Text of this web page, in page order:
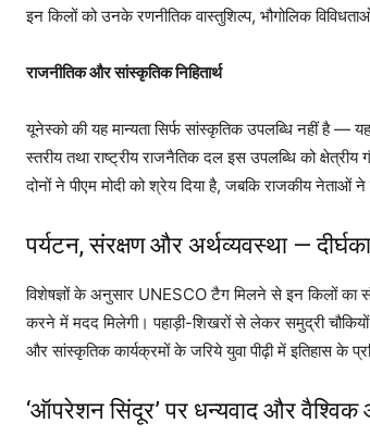
इन किलों को उनके रणनीतिक वास्तुशिल्प, भौगोलिक
राजनीतिक और सांस्कृतिक निहितार्थ
यूनेस्को की यह मान्यता सिर्फ सांस्कृतिक उपलब्धि नहीं है —
स्तरीय तथा राष्ट्रीय राजनैतिक दल इस उपलब्धि को
दोनों ने पीएम मोदी को श्रेय दिया है, जबकि राजकीय नेताओं
पर्यटन, संरक्षण और अर्थव्यवस्था —
विशेषज्ञों के अनुसार UNESCO टैग मिलने से इन किलों का
करने में मदद मिलेगी। पहाड़ी-शिखरों से लेकर समुद्री
और सांस्कृतिक कार्यक्रमों के जरिये युवा पीढ़ी में इतिहास
‘ऑपरेशन सिंदूर’ पर धन्यवाद और वैश्विक